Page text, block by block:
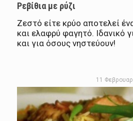
Ρεβίθια με ρύζι
Ζεστό είτε κρύο αποτελεί
και ελαφρύ φαγητό. Ιδανικό
και για όσους νηστεύουν!
11